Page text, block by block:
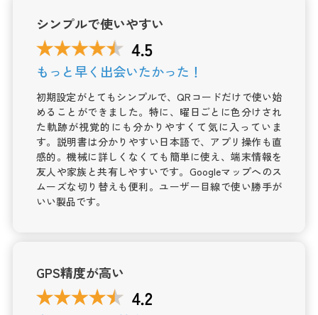
シンプルで使いやすい
もっと早く出会いたかった！
初期設定がとてもシンプルで、QRコードだけで使い始
めることができました。特に、曜日ごとに色分けされ
た軌跡が視覚的にも分かりやすくて気に入っていま
す。説明書は分かりやすい日本語で、アプリ操作も直
感的。機械に詳しくなくても簡単に使え、端末情報を
友人や家族と共有しやすいです。Googleマップへのス
ムーズな切り替えも便利。ユーザー目線で使い勝手が
いい製品です。
GPS精度が高い